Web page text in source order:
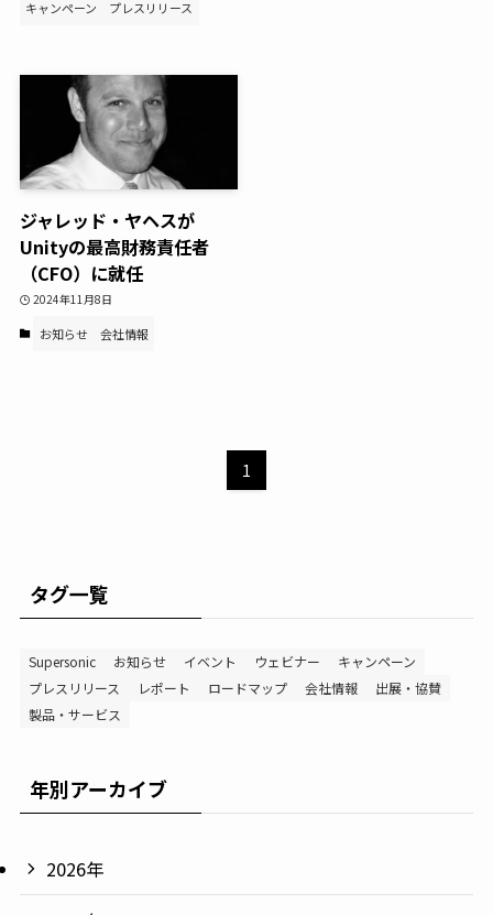
キャンペーン
プレスリリース
ジャレッド・ヤヘスが
Unityの最高財務責任者
（CFO）に就任
2024年11月8日
お知らせ 会社情報
1
タグ一覧
Supersonic お知らせ イベント ウェビナー
キャンペーン
プレスリリース
レポート ロードマップ 会社情報
出展・協賛
製品・サービス
年別アーカイブ
2026年